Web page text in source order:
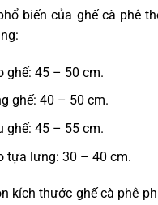
biến của ghế cà phê
ghế: 45 – 50 cm.
ghế: 40 – 50 cm.
ghế: 45 – 55 cm.
tựa lưng: 30 – 40 cm.
kích thước ghế cà phê